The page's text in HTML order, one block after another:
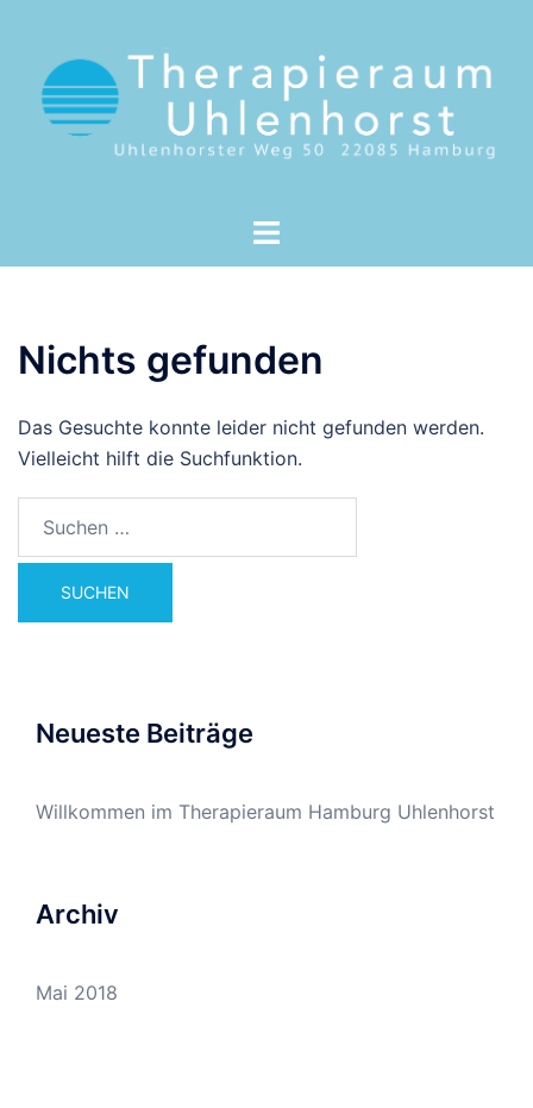
Nichts gefunden
Das Gesuchte konnte leider nicht gefunden werden.
Vielleicht hilft die Suchfunktion.
Neueste Beiträge
Willkommen im Therapieraum Hamburg Uhlenhorst
Archiv
Mai 2018